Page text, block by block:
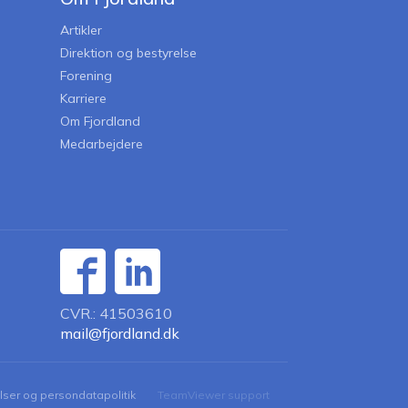
Artikler
Direktion og bestyrelse
Forening
Karriere
Om Fjordland
Medarbejdere
CVR.: 41503610
mail@fjordland.dk
og persondatapolitik TeamViewer support